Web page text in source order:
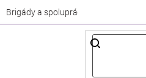
Brigády a spolupráce